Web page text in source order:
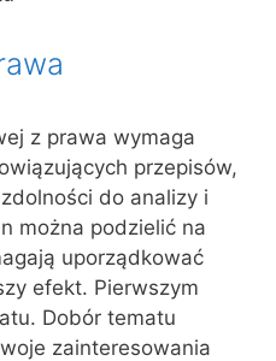
z prawa wymaga
przepisów,
do analizy i
można podzielić na
uporządkować
efekt. Pierwszym
Dobór tematu
zainteresowania